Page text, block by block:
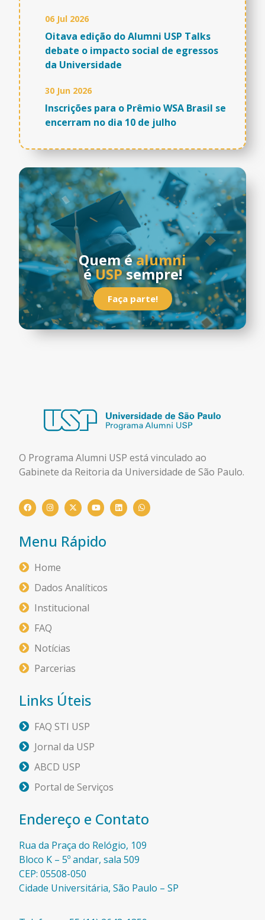
06 Jul 2026
Oitava edição do Alumni USP Talks
debate o impacto social de egressos
da Universidade
30 Jun 2026
Inscrições para o Prêmio WSA Brasil se
encerram no dia 10 de julho
Quem éalumni
éUSPsempre!
Faça parte!
O Programa Alumni USP está vinculado ao
Gabinete da Reitoria da Universidade de São Paulo.
Menu Rápido
Home
Dados Analíticos
Institucional
FAQ
Notícias
Parcerias
Links Úteis
FAQ STI USP
Jornal da USP
ABCD USP
Portal de Serviços
Endereço e Contato
Rua da Praça do Relógio, 109
Bloco K – 5º andar, sala 509
CEP: 05508-050
Cidade Universitária, São Paulo – SP​